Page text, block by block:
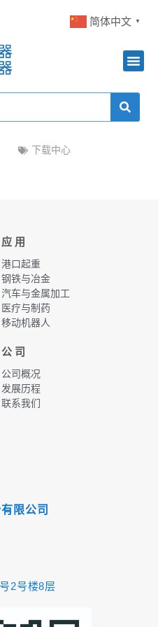
简体中文 ▼
下载中心
应 用
港口起重
钢铁与冶金
汽车与金属加工
医疗与制药
移动机器人
公 司
公司概况
发展历程
联系我们
限公司
2号楼8层